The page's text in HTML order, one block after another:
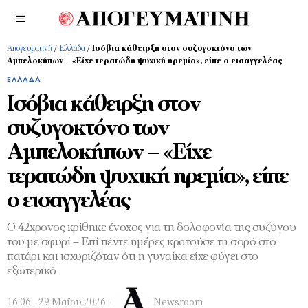
Απογευματινή / Ελλάδα / Ισόβια κάθειρξη στον συζυγοκτόνο των
Αμπελοκήπων – «Είχε τερατώδη ψυχική ηρεμία», είπε ο εισαγγελέας
ΕΛΛΆΔΑ
Ισόβια κάθειρξη στον
συζυγοκτόνο των
Αμπελοκήπων – «Είχε
τερατώδη ψυχική ηρεμία», είπε
ο εισαγγελέας
Ο 42χρονος κρίθηκε ένοχος για τη δολοφονία της συζύγου
του με σφυρί – Επί πέντε ημέρες κρατούσε τη σορό στο
πατάρι και ισχυριζόταν ότι η γυναίκα είχε φύγει στο
εξωτερικό
16:06 - 29 Μαΐου 2026 Newsroom